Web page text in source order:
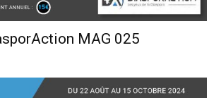
MAG 025